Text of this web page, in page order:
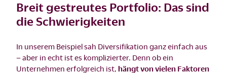
Breit gestreutes Portfolio: Das sind
die Schwierigkeiten
In unserem Beispiel sah Diversifikation ganz einfach aus
– aber in echt ist es komplizierter. Denn ob ein
Unternehmen erfolgreich ist, hängt von vielen Faktoren